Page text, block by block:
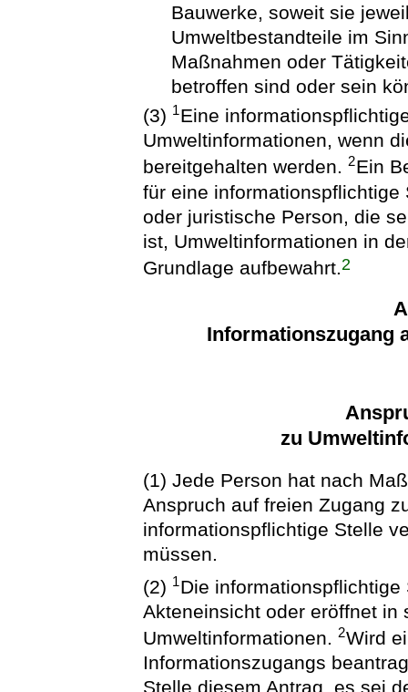
Bauwerke, soweit sie
Umweltbestandteile im
Maßnahmen oder
betroffen sind oder sein
(3) 1Eine
Umweltinformationen, wenn
bereitgehalten werden.2Ein
für eine
oder juristische Person, die
ist, Umweltinformationen in
Grundlage aufbewahrt.2
Informationszugang
zu
(1) Jede Person hat nach
Anspruch auf freien Zugang
informationspflichtige Stelle
müssen.
(2) 1Die
Akteneinsicht oder eröffnet
Umweltinformationen.2Wird
Informationszugangs
Stelle diesem Antrag, es sei